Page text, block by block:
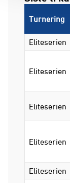
Turnering
Eliteserien
Eliteserien
Eliteserien
Eliteserien
Eliteserien